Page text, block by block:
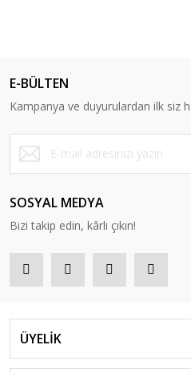
E-BÜLTEN
Kampanya ve duyurulardan ilk siz
SOSYAL MEDYA
Bizi takip edin, kârlı çıkın!
ÜYELİK